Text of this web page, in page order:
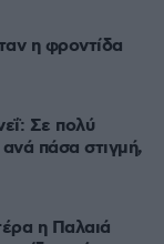
η φροντίδα
Σε πολύ
πάσα στιγμή,
η Παλαιά